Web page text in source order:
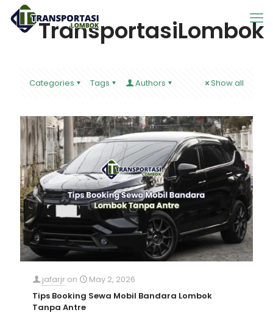
TransportasiLombok
Categories Tags Authors Show all
jafarjr on
May 2, 2026
Tips Booking Sewa Mobil Bandara Lombok
Tanpa Antre